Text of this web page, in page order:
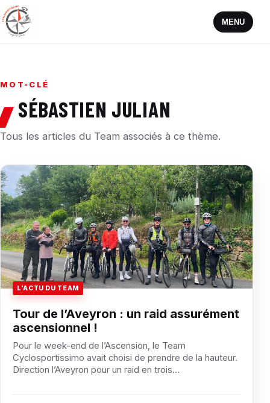
MENU
MOT-CLÉ
SÉBASTIEN JULIAN
Tous les articles du Team associés à ce thème.
L'ACTU DU TEAM
Tour de l’Aveyron : un raid assurément
ascensionnel !
Pour le week-end de l’Ascension, le Team
Cyclosportissimo avait choisi de prendre de la hauteur.
Direction l’Aveyron pour un raid en trois…